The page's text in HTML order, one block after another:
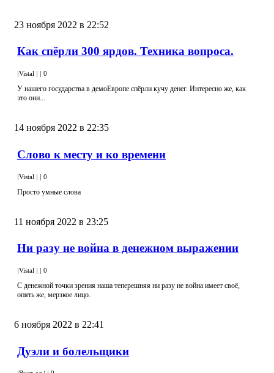
23 ноября 2022 в 22:52
Как спёрли 300 ярдов. Техника вопроса.
|Vistal | | 0
У нашего государства в демоЕвропе спёрли кучу денег. Интересно же, как
это они...
14 ноября 2022 в 22:35
Слово к месту и ко времени
|Vistal | | 0
Просто умные слова
11 ноября 2022 в 23:25
Ни разу не война в денежном выражении
|Vistal | | 0
С денежной точки зрения наша теперешняя ни разу не война имеет своё,
опять же, мерзкое лицо.
6 ноября 2022 в 22:41
Дуэли и болельщики